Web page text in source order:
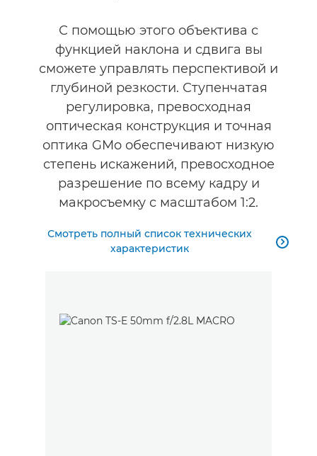
С помощью этого объектива с
функцией наклона и сдвига вы
сможете управлять перспективой и
глубиной резкости. Ступенчатая
регулировка, превосходная
оптическая конструкция и точная
оптика GMo обеспечивают низкую
степень искажений, превосходное
разрешение по всему кадру и
макросъемку с масштабом 1:2.
Смотреть полный список технических
характеристик
